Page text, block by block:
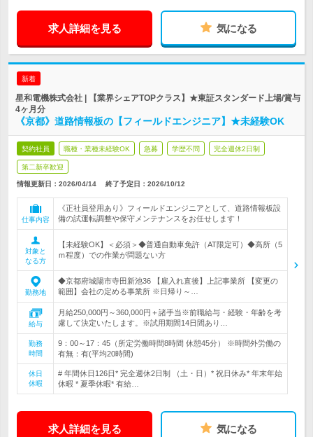
求人詳細を見る 気になる
新着
星和電機株式会社 | 【業界シェアTOPクラス】★東証スタンダード上場/賞与
4ヶ月分
《京都》道路情報板の【フィールドエンジニア】★未経験OK
契約社員 職種・業種未経験OK 急募 学歴不問 完全週休2日制
第二新卒歓迎
情報更新日：2026/04/14 終了予定日： 2026/10/12
仕事内容
《正社員登用あり》フィールドエンジニアとして、道路情報板設
備の試運転調整や保守メンテナンスをお任せします！
対象と
なる方
【未経験OK】＜必須＞◆普通自動車免許（AT限定可）◆高所（5
ｍ程度）での作業が問題ない方
勤務地
◆京都府城陽市寺田新池36 【雇入れ直後】上記事業所 【変更の
範囲】会社の定める事業所 ※日帰り～…
給与
月給250,000円～360,000円＋諸手当※前職給与・経験・年齢を考
慮して決定いたします。※試用期間14日間あり…
勤務
時間
9：00～17：45（所定労働時間8時間 休憩45分） ※時間外労働の
有無：有(平均20時間)
休日
休暇
# 年間休日126日* 完全週休2日制 （土・日）* 祝日休み* 年末年始
休暇 * 夏季休暇* 有給…
求人詳細を見る 気になる